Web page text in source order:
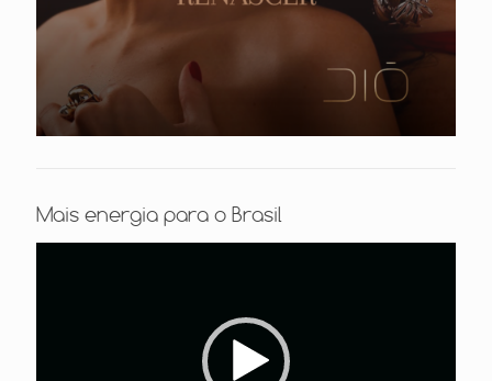
Mais energia para o Brasil